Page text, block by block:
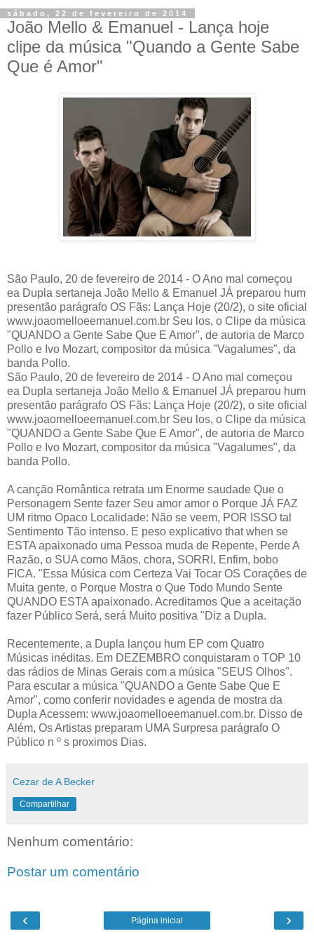
sábado, 22 de fevereiro de 2014
João Mello & Emanuel - Lança hoje
clipe da música "Quando a Gente Sabe
Que é Amor"
São Paulo, 20 de fevereiro de 2014 - O Ano mal começou
ea Dupla sertaneja João Mello & Emanuel JÁ preparou hum
presentão parágrafo OS Fãs: Lança Hoje (20/2), o site oficial
www.joaomelloeemanuel.com.br Seu los, o Clipe da música
"QUANDO a Gente Sabe Que E Amor", de autoria de Marco
Pollo e Ivo Mozart, compositor da música "Vagalumes", da
banda Pollo.
São Paulo, 20 de fevereiro de 2014 - O Ano mal começou
ea Dupla sertaneja João Mello & Emanuel JÁ preparou hum
presentão parágrafo OS Fãs: Lança Hoje (20/2), o site oficial
www.joaomelloeemanuel.com.br Seu los, o Clipe da música
"QUANDO a Gente Sabe Que E Amor", de autoria de Marco
Pollo e Ivo Mozart, compositor da música "Vagalumes", da
banda Pollo.
A canção Romântica retrata um Enorme saudade Que o
Personagem Sente fazer Seu amor amor o Porque JÁ FAZ
UM ritmo Opaco Localidade: Não se veem, POR ISSO tal
Sentimento Tão intenso. E peso explicativo that when se
ESTA apaixonado uma Pessoa muda de Repente, Perde A
Razão, o SUA como Mãos, chora, SORRI, Enfim, bobo
FICA. "Essa Música com Certeza Vai Tocar OS Corações de
Muita gente, o Porque Mostra o Que Todo Mundo Sente
QUANDO ESTA apaixonado. Acreditamos Que a aceitação
fazer Público Será, será Muito positiva "Diz a Dupla.
Recentemente, a Dupla lançou hum EP com Quatro
Músicas inéditas. Em DEZEMBRO conquistaram o TOP 10
das rádios de Minas Gerais com a música "SEUS Olhos".
Para escutar a música "QUANDO a Gente Sabe Que E
Amor", como conferir novidades e agenda de mostra da
Dupla Acessem: www.joaomelloeemanuel.com.br. Disso de
Além, Os Artistas preparam UMA Surpresa parágrafo O
Público n º s proximos Dias.
Cezar de A Becker
Compartilhar
Nenhum comentário:
Postar um comentário
‹ ›
Página inicial